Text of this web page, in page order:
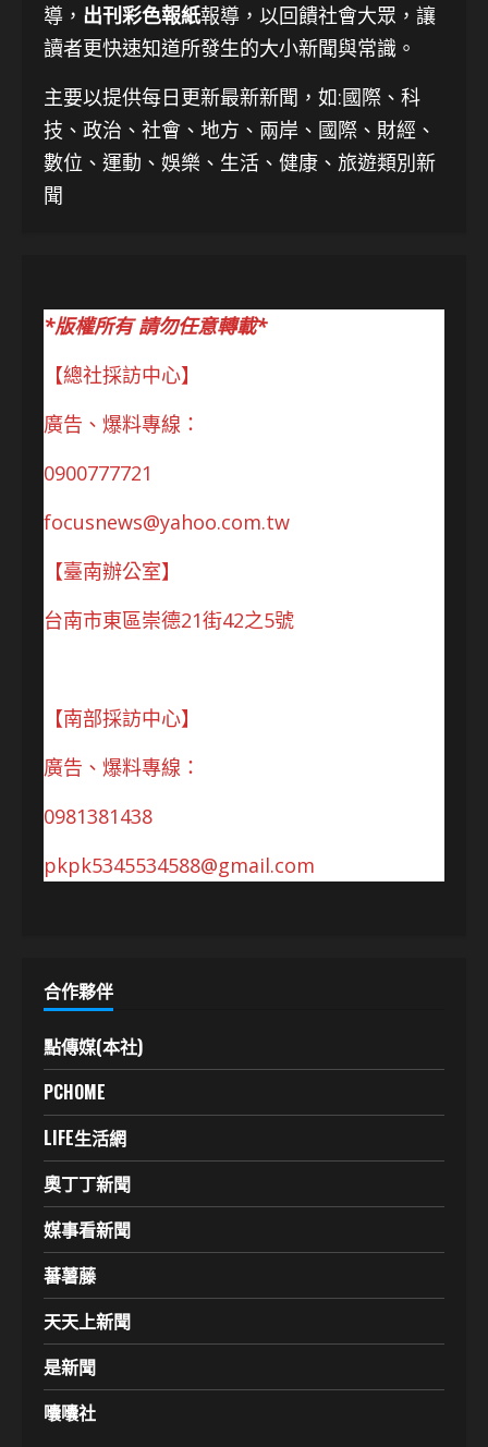
導， 出刊彩色報紙報導，以回饋社會大眾，讓
讀者更快速知道所發生的大小新聞與常識。
主要以提供每日更新最新新聞 ，如:國際、科
技、 政治、社會、地方、兩岸、國際、財經、
數位、運動、娛樂、生活、健康、旅遊類別新
聞
*版權所有 請勿任意轉載*
【總社採訪中心】
廣告、爆料專線：
0900777721
focusnews@yahoo.com.tw
【臺南辦公室】
台南市東區崇德21街42之5號
【南部採訪中心】
廣告、爆料專線：
0981381438
pkpk5345534588@gmail.com
合作夥伴
點傳媒(本社)
PCHOME
LIFE生活網
奧丁丁新聞
媒事看新聞
蕃薯藤
天天上新聞
是新聞
囔囔社